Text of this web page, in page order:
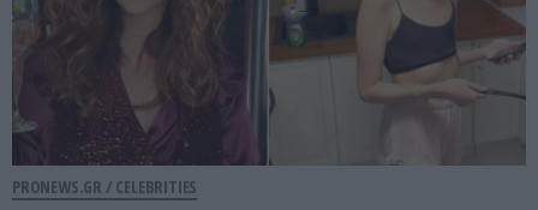
PRONEWS.GR / CELEBRITIES